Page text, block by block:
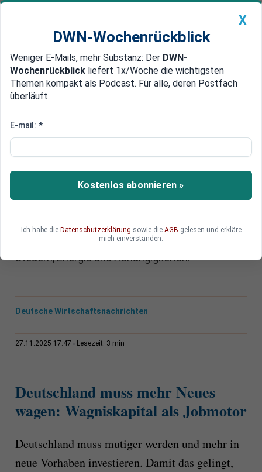
Newsticker MEIN DWN: Geldanlage Premium
Edelmetalle DWN-Magazin China
Studie von KfW Research:
benötigt mehr Wagniskapital
Deutschlands Industrie steht unter Druck: KfW
Research sieht schrumpfende Wertschöpfung
Schumacher fordert mehr Mut, bessere
Bedingungen für Start-ups und Entlastung bei
Steuern, Energie und Abhängigkeiten.
Deutsche Wirtschaftsnachrichten
27.11.2025 17:47 Lesezeit: 3 min
Deutschland muss mehr Neues
wagen: Wagniskapital als Jobmotor
Deutschland muss mutiger werden und mehr in
neue Vorhaben investieren. Damit das gelingt,
X
DWN-Wochenrückblick
Weniger E-Mails, mehr Substanz: Der DWN-
Wochenrückblick liefert 1x/Woche die wichtigsten
Themen kompakt als Podcast. Für alle, deren Postfach
überläuft.
E-mail: *
Kostenlos abonnieren »
Ich habe die Datenschutzerklärung sowie die AGB gelesen und erkläre
mich einverstanden.